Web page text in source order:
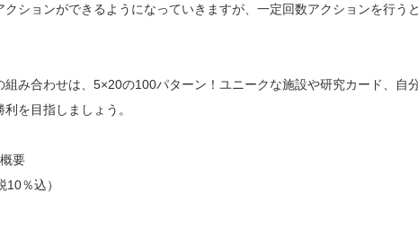
クションができるようになっていきますが、一定回数アクションを行う
組み合わせは、5×20の100パターン！ユニークな施設や研究カード、自
を目指しましょう。
要
％込）